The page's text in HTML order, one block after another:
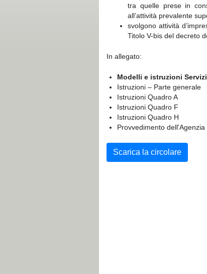
tra quelle prese in
all’attività prevalente
svolgono attività
Titolo V-bis del decreto
In allegato:
Modelli e istruzioni Servizi
Istruzioni – Parte generale
Istruzioni Quadro A
Istruzioni Quadro F
Istruzioni Quadro H
Provvedimento
Scarica la circolare